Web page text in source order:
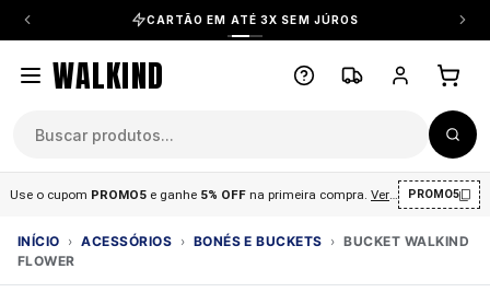
CARTÃO EM ATÉ 3X SEM JÚROS
WALKIND
Use o cupom PROMO5 e ganhe 5% OFF na primeira compra Ver condições .
PROMO5
INÍCIO › ACESSÓRIOS › BONÉS E BUCKETS › BUCKET WALKIND
FLOWER